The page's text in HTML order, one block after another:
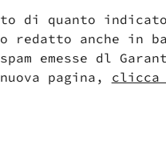
di quanto
redatto anche in
emesse dl
pagina, clicca